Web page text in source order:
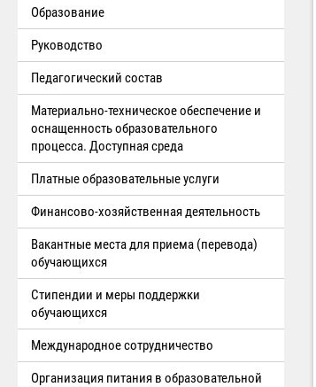
Образование
Руководство
Педагогический состав
Материально-техническое обеспечение и
оснащенность образовательного
процесса. Доступная среда
Платные образовательные услуги
Финансово-хозяйственная деятельность
Вакантные места для приема (перевода)
обучающихся
Стипендии и меры поддержки
обучающихся
Международное сотрудничество
Организация питания в образовательной